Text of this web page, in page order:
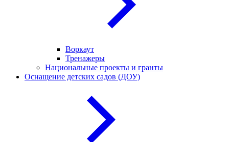
Воркаут
Тренажеры
Национальные проекты и гранты
Оснащение детских садов (ДОУ)